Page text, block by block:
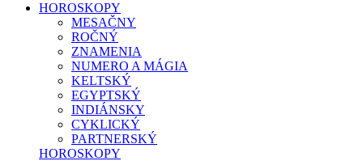
HOROSKOPY
MESAČNY
ROČNÝ
ZNAMENIA
NUMERO A MÁGIA
KELTSKÝ
EGYPTSKÝ
INDIÁNSKY
CYKLICKÝ
PARTNERSKÝ
HOROSKOPY